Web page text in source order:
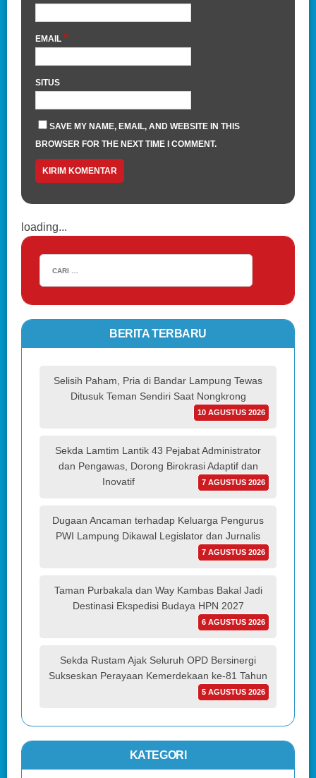
EMAIL *
SITUS
SAVE MY NAME, EMAIL, AND WEBSITE IN THIS
BROWSER FOR THE NEXT TIME I COMMENT.
loading...
BERITA TERBARU
Selisih Paham, Pria di Bandar Lampung Tewas
Ditusuk Teman Sendiri Saat Nongkrong
10 AGUSTUS 2026
Sekda Lamtim Lantik 43 Pejabat Administrator
dan Pengawas, Dorong Birokrasi Adaptif dan
Inovatif
7 AGUSTUS 2026
Dugaan Ancaman terhadap Keluarga Pengurus
PWI Lampung Dikawal Legislator dan Jurnalis
7 AGUSTUS 2026
Taman Purbakala dan Way Kambas Bakal Jadi
Destinasi Ekspedisi Budaya HPN 2027
6 AGUSTUS 2026
Sekda Rustam Ajak Seluruh OPD Bersinergi
Sukseskan Perayaan Kemerdekaan ke-81 Tahun
5 AGUSTUS 2026
KATEGORI